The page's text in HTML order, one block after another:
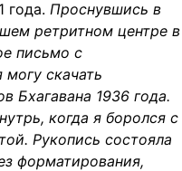
года. Проснувшись в
ретритном центре в
письмо с
скачать
Бхагавана 1936 года.
когда я боролся с
Рукопись состояла
форматирования,